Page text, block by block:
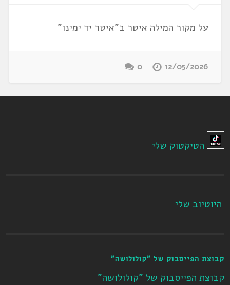
על מקור המילה איטר ב"איטר יד ימינו"
12/05/2026
0
הטיקטוק שלי
היוטיוב שלי
קבוצת הפייסבוק של "קולולושה"
קבוצת הפייסבוק של "קולולושה"